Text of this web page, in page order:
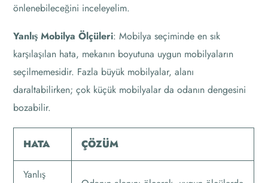
önlenebileceğini inceleyelim.
Yanlış Mobilya Ölçüleri: Mobilya seçiminde en sık
karşılaşılan hata, mekanın boyutuna uygun mobilyaların
seçilmemesidir. Fazla büyük mobilyalar, alanı
daraltabilirken; çok küçük mobilyalar da odanın dengesini
bozabilir.
HATA ÇÖZÜM
Yanlış